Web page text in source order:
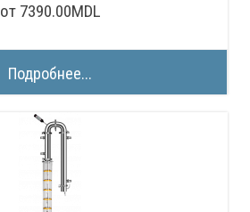
от 7390.00MDL
Подробнее...